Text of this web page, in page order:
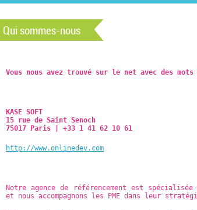
Qui sommes-nous
Vous nous avez trouvé sur le net avec des
KASE SOFT
15 rue de Saint Senoch
75017 Paris | +33 1 41 62 10 61
http://www.onlinedev.com
Notre agence de référencement est
et nous accompagnons les PME dans leur